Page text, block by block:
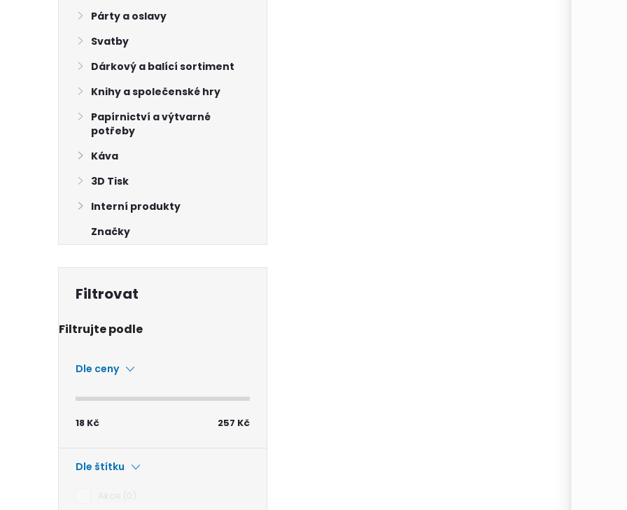
Párty a oslavy
Svatby
Dárkový a balící sortiment
Knihy a společenské hry
Papírnictví a výtvarné
potřeby
Káva
3D Tisk
Interní produkty
Značky
Dle ceny
18 Kč 257 Kč
Dle štítku